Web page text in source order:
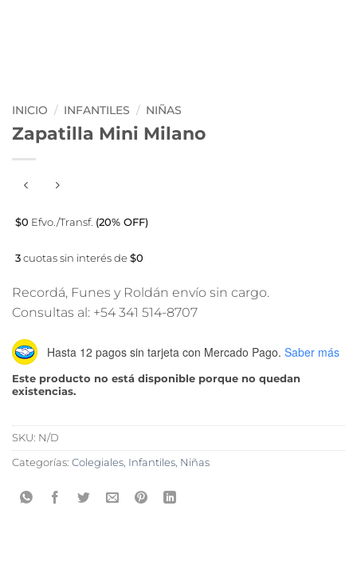
INICIO / INFANTILES / NIÑAS
Zapatilla Mini Milano
$0 Efvo./Transf. (20% OFF)
3cuotas sin interés de $0
Recordá, Funes y Roldán envío sin cargo.
Consultas al: +54 341 514-8707
Hasta 12 pagos sin tarjeta con Mercado Pago. Saber más
Este producto no está disponible porque no quedan
existencias.
SKU: N/D
Categorías: Colegiales Infantiles Niñas